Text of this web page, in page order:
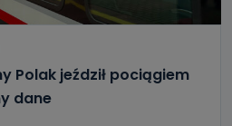
Polak jeździł pociągiem
dane